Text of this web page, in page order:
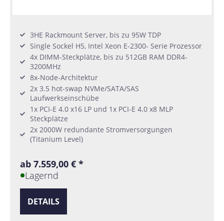
3HE Rackmount Server, bis zu 95W TDP
Single Sockel H5, Intel Xeon E-2300- Serie Prozessor
4x DIMM-Steckplätze, bis zu 512GB RAM DDR4-
3200MHz
8x-Node-Architektur
2x 3.5 hot-swap NVMe/SATA/SAS
Laufwerkseinschübe
1x PCI-E 4.0 x16 LP und 1x PCI-E 4.0 x8 MLP
Steckplätze
2x 2000W redundante Stromversorgungen
(Titanium Level)
ab 7.559,00 € *
Lagernd
DETAILS